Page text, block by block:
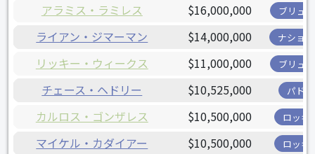
アラミス・ラミレス $16,000,000 ブリュ
ライアン・ジマーマン $14,000,000 ナショ
リッキー・ウィークス $11,000,000 ブリュ
チェース・ヘドリー $10,525,000 パド
カルロス・ゴンザレス $10,500,000 ロッキ
マイケル・カダイアー $10,500,000 ロッキ